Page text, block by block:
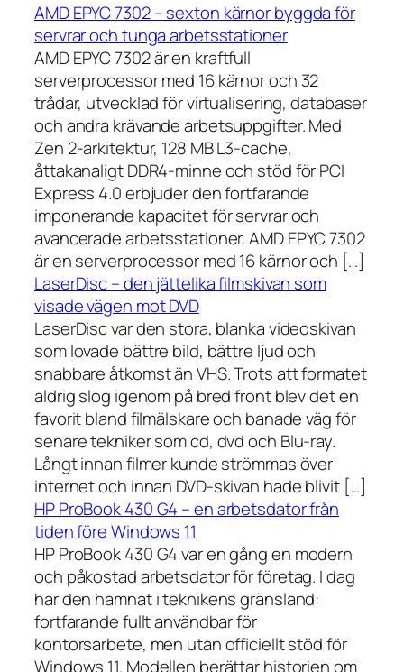
AMD EPYC 7302 – sexton kärnor byggda för
servrar och tunga arbetsstationer
AMD EPYC 7302 är en kraftfull
serverprocessor med 16 kärnor och 32
trådar, utvecklad för virtualisering, databaser
och andra krävande arbetsuppgifter. Med
Zen 2-arkitektur, 128 MB L3-cache,
åttakanaligt DDR4-minne och stöd för PCI
Express 4.0 erbjuder den fortfarande
imponerande kapacitet för servrar och
avancerade arbetsstationer. AMD EPYC 7302
är en serverprocessor med 16 kärnor och […]
LaserDisc – den jättelika filmskivan som
visade vägen mot DVD
LaserDisc var den stora, blanka videoskivan
som lovade bättre bild, bättre ljud och
snabbare åtkomst än VHS. Trots att formatet
aldrig slog igenom på bred front blev det en
favorit bland filmälskare och banade väg för
senare tekniker som cd, dvd och Blu-ray.
Långt innan filmer kunde strömmas över
internet och innan DVD-skivan hade blivit […]
HP ProBook 430 G4 – en arbetsdator från
tiden före Windows 11
HP ProBook 430 G4 var en gång en modern
och påkostad arbetsdator för företag. I dag
har den hamnat i teknikens gränsland:
fortfarande fullt användbar för
kontorsarbete, men utan officiellt stöd för
Windows 11. Modellen berättar historien om